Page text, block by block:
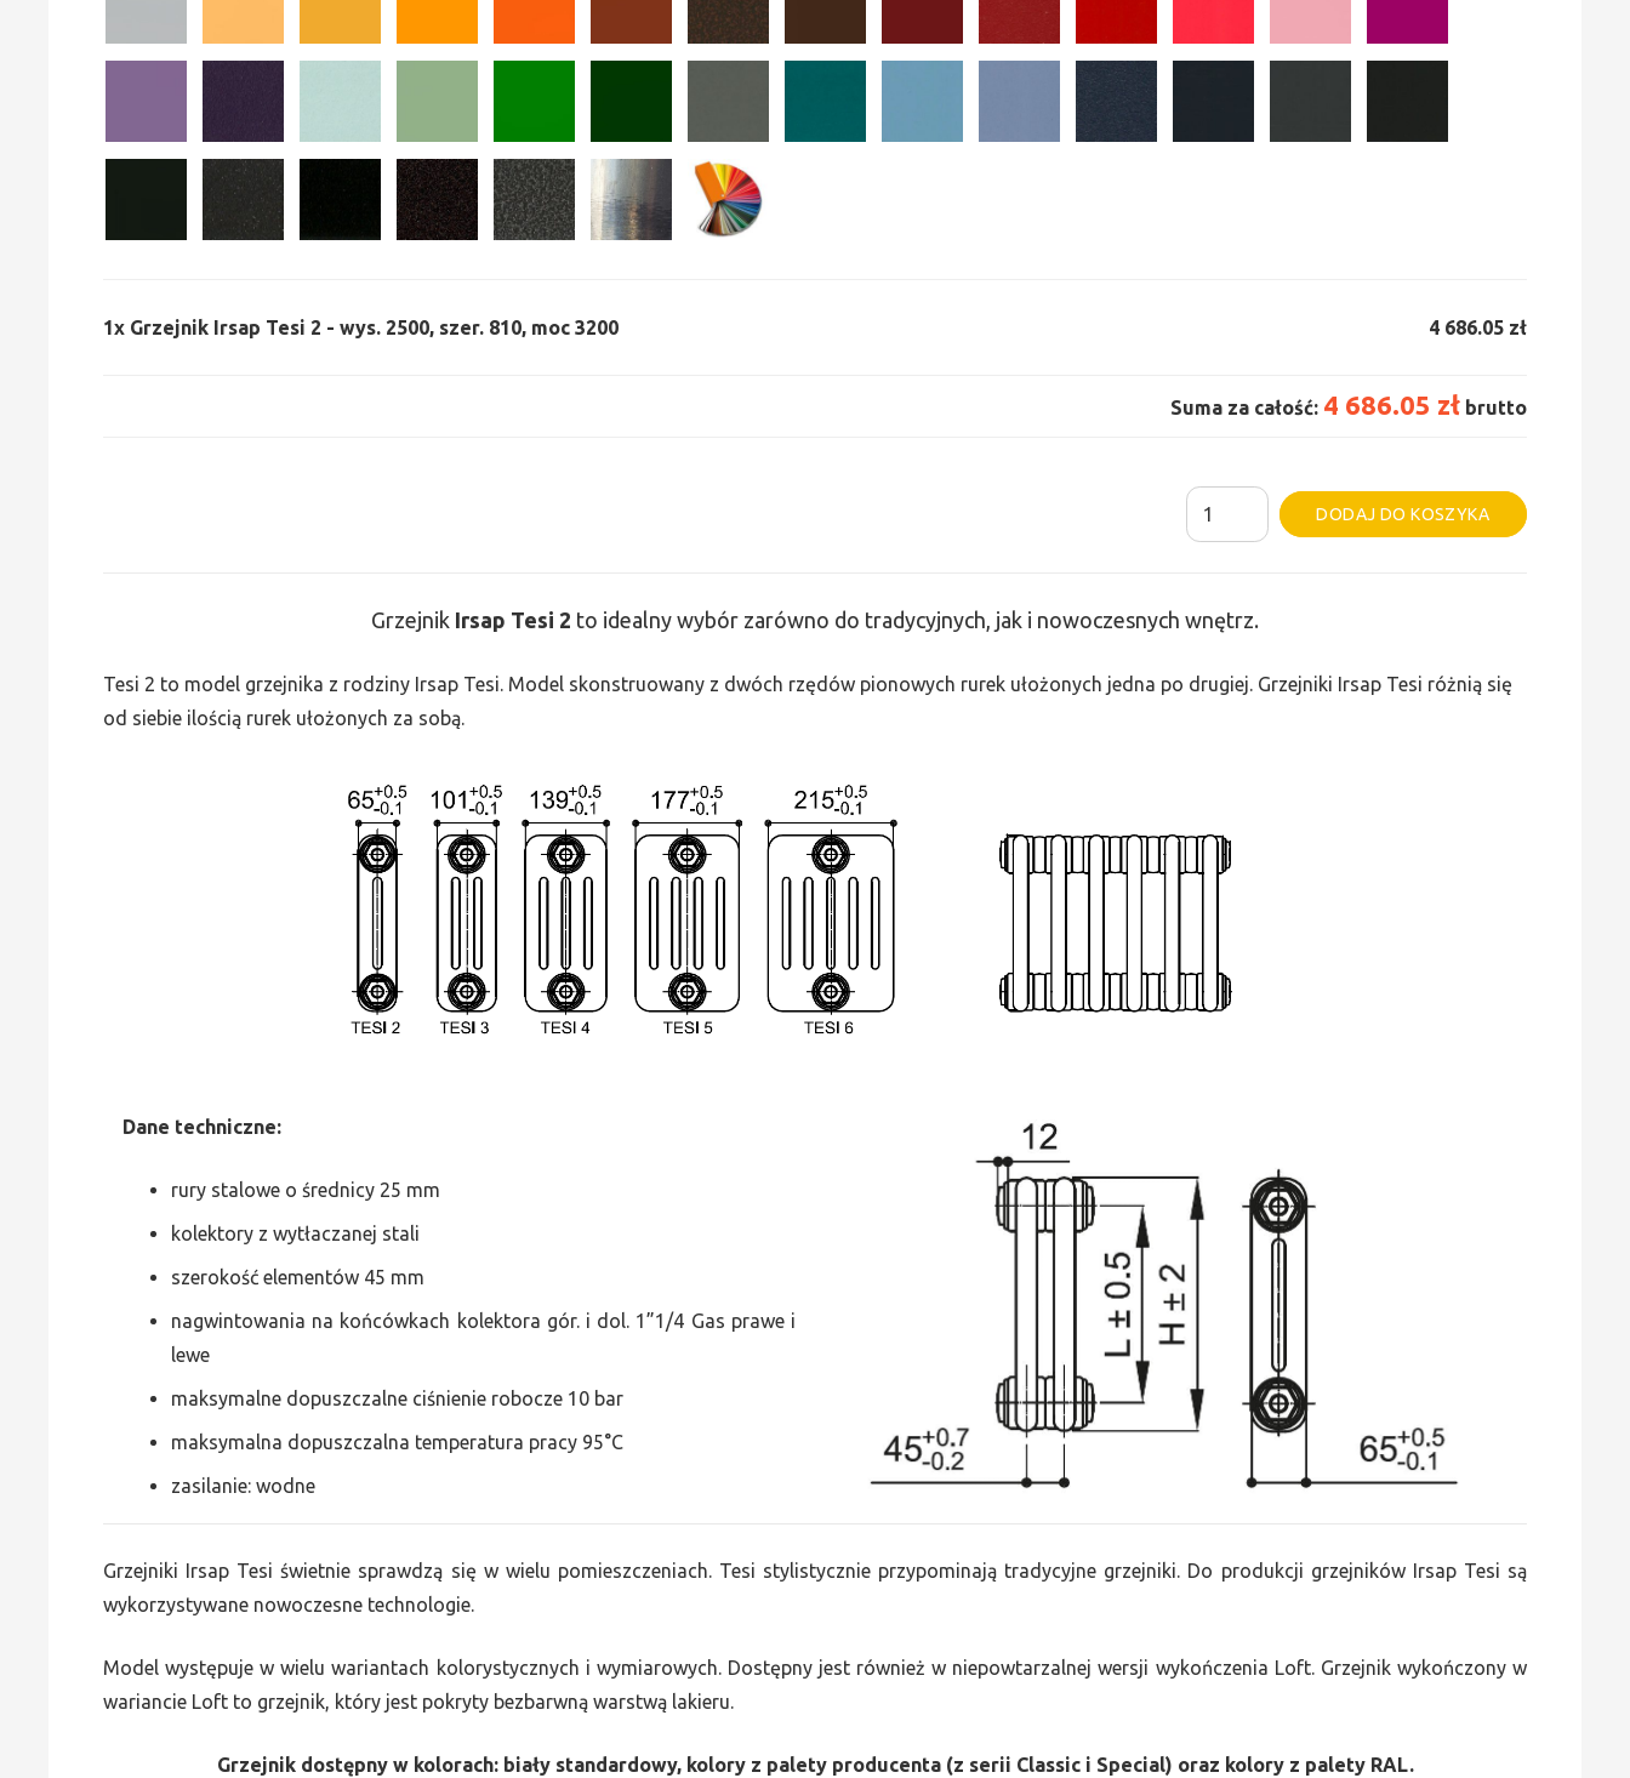
1x Grzejnik Irsap Tesi 2 - wys. 2500, szer. 810, moc 3200 4 686.05 zł
Suma za całość: 4 686.05 zł brutto
ilość
Grzejnik
moc
3200
DODAJ DO KOSZYKA
Alternative:
Grzejnik Irsap Tesi 2 to idealny wybór zarówno do tradycyjnych, jak i nowoczesnych wnętrz.
Tesi 2 to model grzejnika z rodziny Irsap Tesi. Model skonstruowany z dwóch rzędów pionowych rurek ułożonych jedna po drugiej. Grzejniki Irsap Tesi różnią się
od siebie ilością rurek ułożonych za sobą.
Dane techniczne:
rury stalowe o średnicy 25 mm
kolektory z wytłaczanej stali
szerokość elementów 45 mm
nagwintowania na końcówkach kolektora gór. i dol. 1”1/4 Gas prawe i
lewe
maksymalne dopuszczalne ciśnienie robocze 10 bar
maksymalna dopuszczalna temperatura pracy 95°C
zasilanie: wodne
Grzejniki Irsap Tesi świetnie sprawdzą się w wielu pomieszczeniach. Tesi stylistycznie przypominają tradycyjne grzejniki. Do produkcji grzejników Irsap Tesi są
wykorzystywane nowoczesne technologie.
Model występuje w wielu wariantach kolorystycznych i wymiarowych. Dostępny jest również w niepowtarzalnej wersji wykończenia Loft. Grzejnik wykończony w
wariancie Loft to grzejnik, który jest pokryty bezbarwną warstwą lakieru.
Grzejnik dostępny w kolorach: biały standardowy, kolory z palety producenta (z serii Classic i Special) oraz kolory z palety RAL.